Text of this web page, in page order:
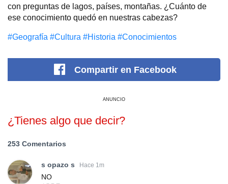
con preguntas de lagos, países, montañas. ¿Cuánto de
ese conocimiento quedó en nuestras cabezas?
#Geografía #Cultura #Historia #Conocimientos
Compartir en Facebook
ANUNCIO
¿Tienes algo que decir?
253 Comentarios
s opazo s Hace 1m
NO